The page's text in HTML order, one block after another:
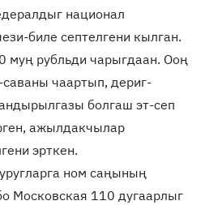
национал
биле септелгени кылган.
муң рубльди чарыгдаан. Ооң
чаартып, дериг-
болгаш эт-сеп
ажылдакчылар
эрткен.
ном саңының
Московская 110 дугаарлыг